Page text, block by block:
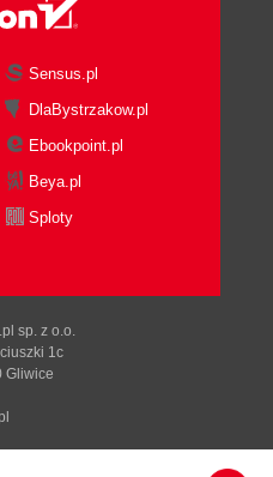
Sensus.pl
DlaBystrzakow.pl
Ebookpoint.pl
Beya.pl
Sploty
sp. z o.o.
1c
Gliwice